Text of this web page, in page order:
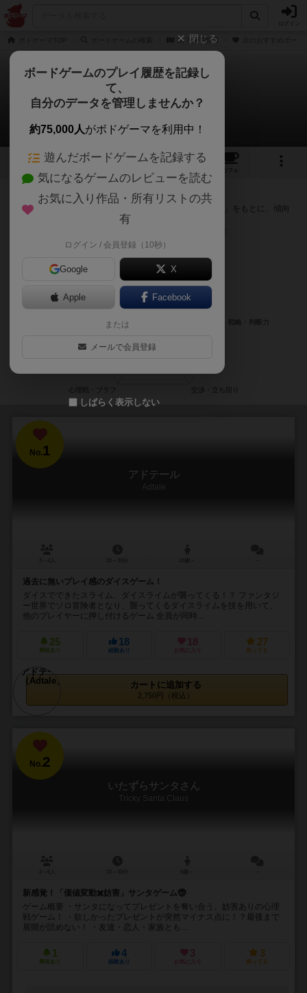
第７機甲師団
第７機甲師団
次のおすすめボードゲーム
カフェ
『第７機甲師団』が好きな方へのおすすめ
このゲームのトップページで投票された「プレイ感の評価」をもとに、傾向
が近いボードゲームをランキング形式で紹介します。
No.1
アドテール
Adtale
過去に無いプレイ感のダイスゲーム！
ダイスでできたスライム、ダイスライムが襲ってくる！？ ファンタジ
ー世界でソロ冒険者となり、襲ってくるダイスライムを技を用いて、
他のプレイヤーに押し付けるゲーム 全員が同時...
25
興味あり
18
経験あり
18
お気に入り
27
持ってる
カートに追加する
2,750円（税込）
No.2
いたずらサンタさん
Tricky Santa Claus
新感覚！「価値変動✖️妨害」サンタゲーム🤶
ゲーム概要 ・サンタになってプレゼントを奪い合う、妨害ありの心理
戦ゲーム！ ・欲しかったプレゼントが突然マイナス点に！？最後まで
展開が読めない！ ・友達・恋人・家族とも...
1
興味あり
4
経験あり
3
お気に入り
3
持ってる
閉じる
ボードゲームのプレイ履歴を記録し
て、
自分のデータを管理しませんか？
約75,000人がボドゲーマを利用中！
遊んだボードゲームを記録する
気になるゲームのレビューを読む
お気に入り作品・所有リストの共
有
ログイン / 会員登録（10秒）
Google X
Apple Facebook
または
メールで会員登録
しばらく表示しない